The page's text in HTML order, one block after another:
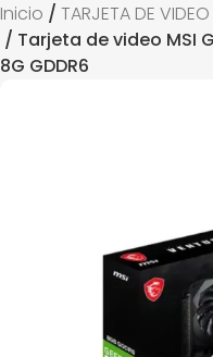
Inicio / TARJETA DE VIDEO
/ Tarjeta de video MSI
8G GDDR6